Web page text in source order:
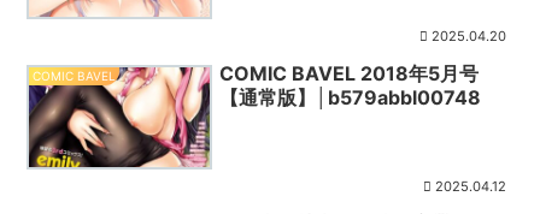
2025.04.20
COMIC BAVEL
COMIC BAVEL 2018年5月号
【通常版】│b579abbl00748
2025.04.12